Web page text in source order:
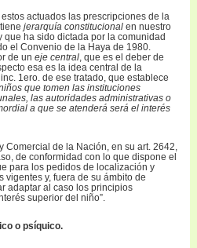
actuados las prescripciones de la
jerarquía constitucional en nuestro
que ha sido dictada por la comunidad
el Convenio de la Haya de 1980.
de un eje central, que es el deber de
esa es la idea central de la
1ero. de ese tratado, que establece
que tomen las instituciones
las autoridades administrativas o
a que se atenderá será el interés
Comercial de la Nación, en su art. 2642,
de conformidad con lo que dispone el
para los pedidos de localización y
vigentes y, fuera de su ámbito de
adaptar al caso los principios
superior del niño”.
o psíquico.